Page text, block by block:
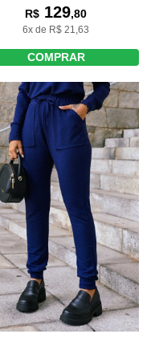
R$ 129,80
6x de R$ 21,63
COMPRAR